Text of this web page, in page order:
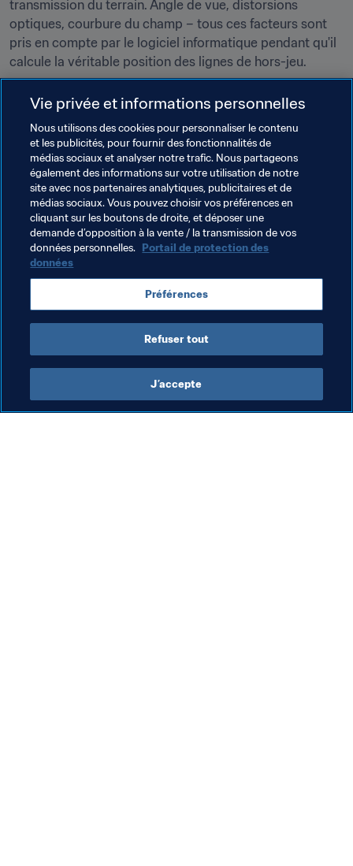
transmission du terrain. Angle de vue, distorsions
optiques, courbure du champ – tous ces facteurs sont
pris en compte par le logiciel informatique pendant qu'il
calcule la véritable position des lignes de hors-jeu.
nombreux tests et validée par des entités
indépendantes. Les lignes de hors-jeu utilisées sont par
conséquent les meilleures lignes possibles et les plus
exactes qui puissent être produites avec la technologie
existante en utilisant plusieurs angles synchronisés de
caméra. Alors, hors-jeu ou non ? Les lignes calibrées
sont mises à la disposition de l'arbitre assistant vidéo
comme une ressource pour pouvoir livrer à l'arbitre une
réponse fondée lors de situations potentiellement
décisives pour le déroulement du match.
Pour plus d’informations sur l'assistance vidéo à
Vie privée et informations personnelles
Nous utilisons des cookies pour personnaliser le contenu
et les publicités, pour fournir des fonctionnalités de
médias sociaux et analyser notre trafic. Nous partageons
également des informations sur votre utilisation de notre
site avec nos partenaires analytiques, publicitaires et de
médias sociaux. Vous pouvez choisir vos préférences en
cliquant sur les boutons de droite, et déposer une
demande d’opposition à la vente / la transmission de vos
données personnelles. Portail de protection des
données
Préférences
Refuser tout
J’accepte